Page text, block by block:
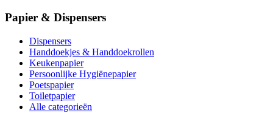
Papier & Dispensers
Dispensers
Handdoekjes & Handdoekrollen
Keukenpapier
Persoonlijke Hygiënepapier
Poetspapier
Toiletpapier
Alle categorieën